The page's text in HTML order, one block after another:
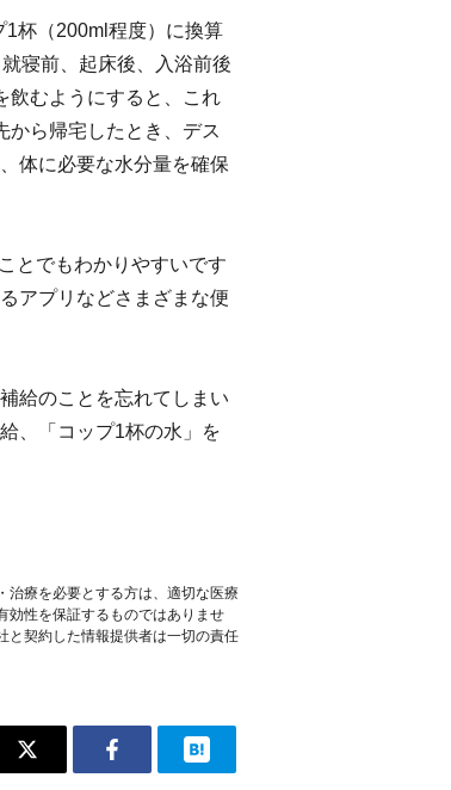
杯（200ml程度）に換算
寝前、起床後、入浴前後
飲むようにすると、これ
から帰宅したとき、デス
体に必要な水分量を確保
とでもわかりやすいです
アプリなどさまざまな便
給のことを忘れてしまい
、「コップ1杯の水」を
治療を必要とする方は、適切な医療
効性を保証するものではありませ
と契約した情報提供者は一切の責任